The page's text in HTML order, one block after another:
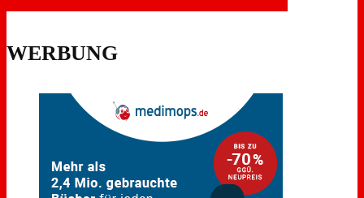
WERBUNG